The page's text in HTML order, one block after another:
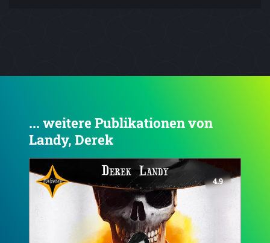
... weitere Publikationen von
Landy, Derek
4.8